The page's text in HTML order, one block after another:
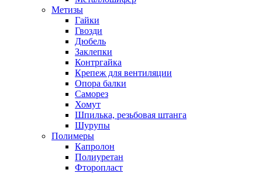
Метизы
Гайки
Гвозди
Дюбель
Заклепки
Контргайка
Крепеж для вентиляции
Опора балки
Саморез
Хомут
Шпилька, резьбовая штанга
Шурупы
Полимеры
Капролон
Полиуретан
Фторопласт